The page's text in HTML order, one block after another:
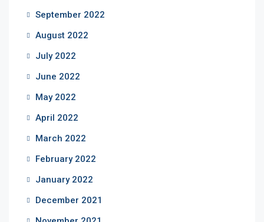
September 2022
August 2022
July 2022
June 2022
May 2022
April 2022
March 2022
February 2022
January 2022
December 2021